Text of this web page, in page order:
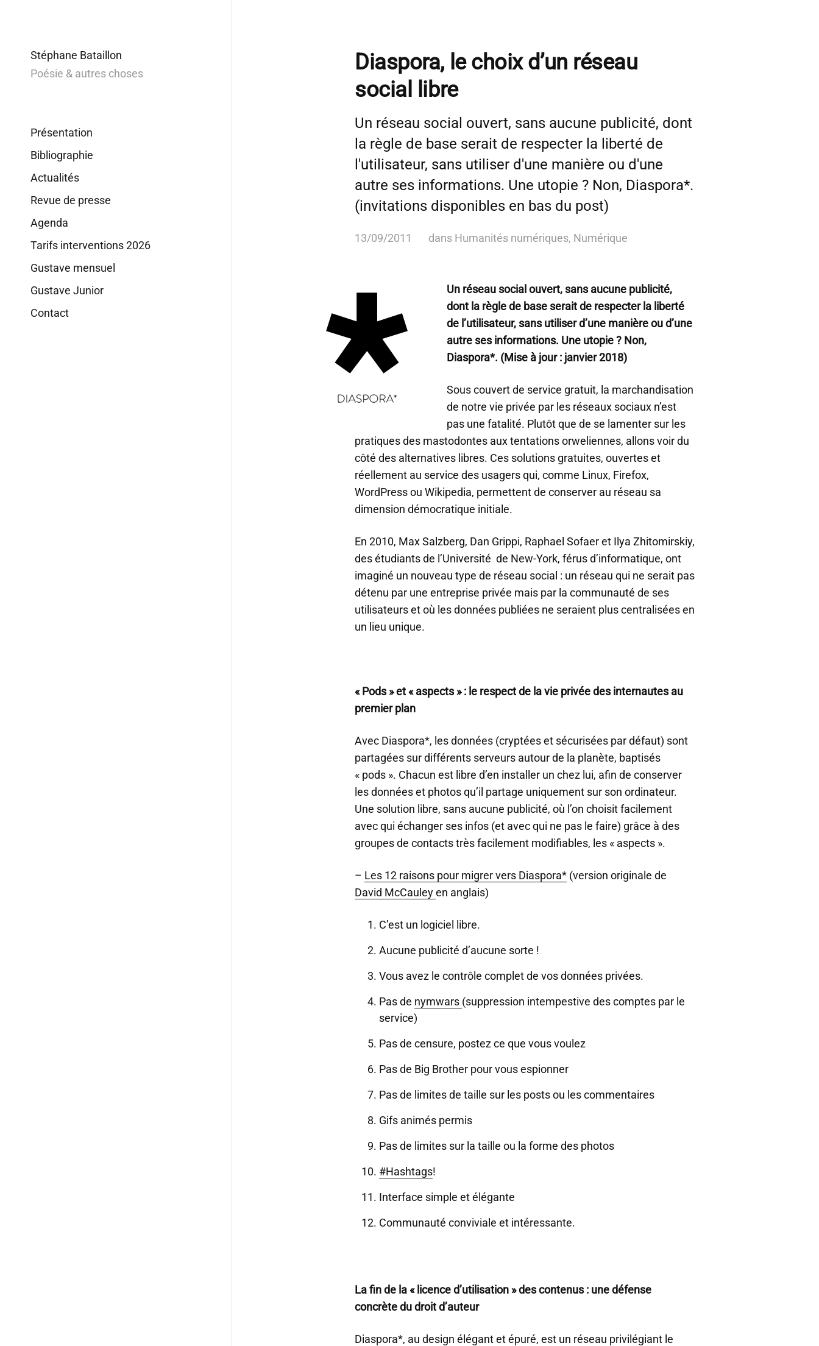
Stéphane Bataillon
Poésie & autres choses
Présentation
Bibliographie
Actualités
Revue de presse
Agenda
Tarifs interventions 2026
Gustave mensuel
Gustave Junior
Contact
Diaspora, le choix d’un réseau
social libre
Un réseau social ouvert, sans aucune publicité, dont
la règle de base serait de respecter la liberté de
l'utilisateur, sans utiliser d'une manière ou d'une
autre ses informations. Une utopie ? Non, Diaspora*.
(invitations disponibles en bas du post)
13/09/2011 dans Humanités numériques, Numérique
Un réseau social ouvert, sans aucune publicité,
dont la règle de base serait de respecter la liberté
de l’utilisateur, sans utiliser d’une manière ou d’une
autre ses informations. Une utopie ? Non,
Diaspora*. (Mise à jour : janvier 2018)
Sous couvert de service gratuit, la marchandisation
de notre vie privée par les réseaux sociaux n’est
pas une fatalité. Plutôt que de se lamenter sur les
pratiques des mastodontes aux tentations orweliennes, allons voir du
côté des alternatives libres. Ces solutions gratuites, ouvertes et
réellement au service des usagers qui, comme Linux, Firefox,
WordPress ou Wikipedia, permettent de conserver au réseau sa
dimension démocratique initiale.
En 2010, Max Salzberg, Dan Grippi, Raphael Sofaer et Ilya Zhitomirskiy,
des étudiants de l’Université de New-York, férus d’informatique, ont
imaginé un nouveau type de réseau social : un réseau qui ne serait pas
détenu par une entreprise privée mais par la communauté de ses
utilisateurs et où les données publiées ne seraient plus centralisées en
un lieu unique.
« Pods » et « aspects » : le respect de la vie privée des internautes au
premier plan
Avec Diaspora*, les données (cryptées et sécurisées par défaut) sont
partagées sur différents serveurs autour de la planète, baptisés
« pods ». Chacun est libre d’en installer un chez lui, afin de conserver
les données et photos qu’il partage uniquement sur son ordinateur.
Une solution libre, sans aucune publicité, où l’on choisit facilement
avec qui échanger ses infos (et avec qui ne pas le faire) grâce à des
groupes de contacts très facilement modifiables, les « aspects ».
– Les 12 raisons pour migrer vers Diaspora* (version originale de
David McCauleyen anglais)
C’est un logiciel libre.
Aucune publicité d’aucune sorte !
Vous avez le contrôle complet de vos données privées.
Pas de nymwars (suppression intempestive des comptes par le
service)
Pas de censure, postez ce que vous voulez
Pas de Big Brother pour vous espionner
Pas de limites de taille sur les posts ou les commentaires
Gifs animés permis
Pas de limites sur la taille ou la forme des photos
#Hashtags!
Interface simple et élégante
Communauté conviviale et intéressante.
La fin de la « licence d’utilisation » des contenus : une défense
concrète du droit d’auteur
Diaspora*, au design élégant et épuré, est un réseau privilégiant le